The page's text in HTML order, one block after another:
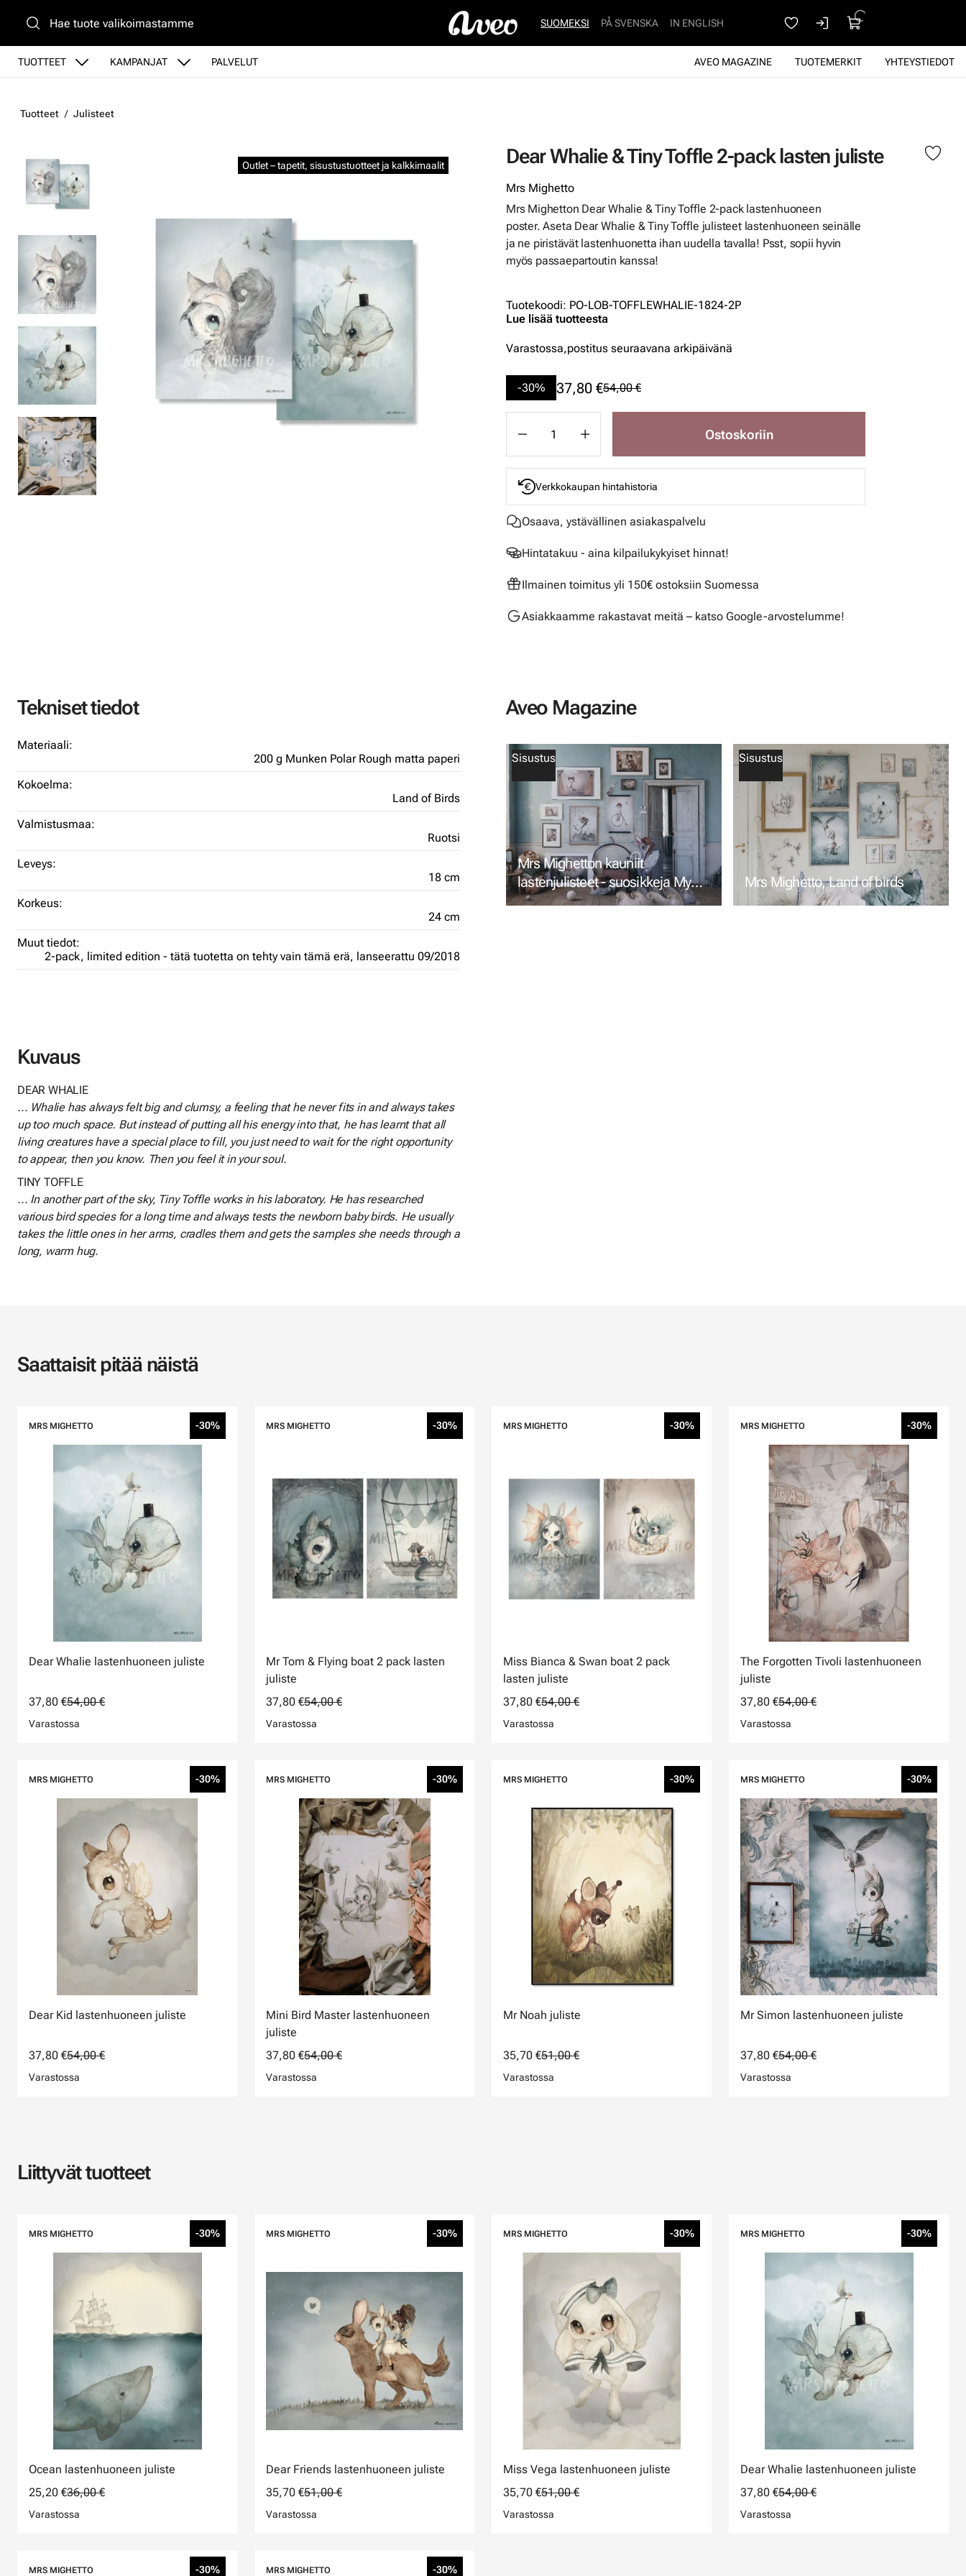
TUOTTEET KAMPANJAT PALVELUT YHTEYSTIEDOT
TUOTEMERKIT
AVEO MAGAZINE
SUOMEKSI PÅ SVENSKA IN ENGLISH
Tuotteet Julisteet
Dear Whalie & Tiny Toffle 2-pack lasten juliste
Outlet – tapetit, sisustustuotteet ja kalkkimaalit
Mrs Mighetto
Mrs Mighetton Dear Whalie & Tiny Toffle 2-pack lastenhuoneen
poster. Aseta Dear Whalie & Tiny Toffle julisteet lastenhuoneen seinälle
ja ne piristävät lastenhuonetta ihan uudella tavalla! Psst, sopii hyvin
myös passaepartoutin kanssa!
Tuotekoodi: PO-LOB-TOFFLEWHALIE-1824-2P
Lue lisää tuotteesta
Varastossa,postitus seuraavana arkipäivänä
-30% 37,80 €54,00 €
Ostoskoriin
Verkkokaupan hintahistoria
Osaava, ystävällinen asiakaspalvelu
Hintatakuu - aina kilpailukykyiset hinnat!
Ilmainen toimitus yli 150€ ostoksiin Suomessa
Asiakkaamme rakastavat meitä – katso Google-arvostelumme!
Tekniset tiedot
Materiaali:
200 g Munken Polar Rough matta paperi
Kokoelma:
Land of Birds
Valmistusmaa:
Ruotsi
Leveys:
18 cm
Korkeus:
24 cm
Muut tiedot:
2-pack, limited edition - tätä tuotetta on tehty vain tämä erä, lanseerattu 09/2018
Aveo Magazine
Sisustus
Mrs Mighetton kauniit
lastenjulisteet - suosikkeja My
Tiny Theaterista
Sisustus
Mrs Mighetto, Land of birds
Kuvaus
DEAR WHALIE
... Whalie has always felt big and clumsy, a feeling that he never fits in and always takes
up too much space. But instead of putting all his energy into that, he has learnt that all
living creatures have a special place to fill, you just need to wait for the right opportunity
to appear, then you know. Then you feel it in your soul.
TINY TOFFLE
... In another part of the sky, Tiny Toffle works in his laboratory. He has researched
various bird species for a long time and always tests the newborn baby birds. He usually
takes the little ones in her arms, cradles them and gets the samples she needs through a
long, warm hug.
Saattaisit pitää näistä
MRS MIGHETTO -30%
Dear Whalie lastenhuoneen juliste
37,80 €54,00 €
Varastossa
MRS MIGHETTO -30%
Mr Tom & Flying boat 2 pack lasten
juliste
37,80 €54,00 €
Varastossa
MRS MIGHETTO -30%
Miss Bianca & Swan boat 2 pack
lasten juliste
37,80 €54,00 €
Varastossa
MRS MIGHETTO -30%
The Forgotten Tivoli lastenhuoneen
juliste
37,80 €54,00 €
Varastossa
MRS MIGHETTO -30%
Dear Kid lastenhuoneen juliste
37,80 €54,00 €
Varastossa
MRS MIGHETTO -30%
Mini Bird Master lastenhuoneen
juliste
37,80 €54,00 €
Varastossa
MRS MIGHETTO -30%
Mr Noah juliste
35,70 €51,00 €
Varastossa
MRS MIGHETTO -30%
Mr Simon lastenhuoneen juliste
37,80 €54,00 €
Varastossa
Liittyvät tuotteet
MRS MIGHETTO -30%
Ocean lastenhuoneen juliste
25,20 €36,00 €
Varastossa
MRS MIGHETTO -30%
Dear Friends lastenhuoneen juliste
35,70 €51,00 €
Varastossa
MRS MIGHETTO -30%
Miss Vega lastenhuoneen juliste
35,70 €51,00 €
Varastossa
MRS MIGHETTO -30%
Dear Whalie lastenhuoneen juliste
37,80 €54,00 €
Varastossa
MRS MIGHETTO -30% MRS MIGHETTO -30%